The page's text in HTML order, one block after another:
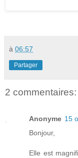
à 06:57
Partager
2 commentaires:
Anonyme 15
Bonjour,
Elle est